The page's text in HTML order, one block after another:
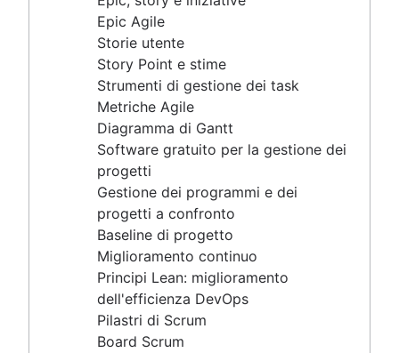
Confronto tra Scrum Master e project manager
Baseline di progetto
Miglioramento continuo
Principi Lean: miglioramento dell'efficienza DevOps
Pilastri di Scrum
Board Scrum
Metodologia a cascata
Velocity in Scrum
Definition of Ready
Lean e Agile a confronto
Scrumban
Metodologia Lean
Backlog dello sprint
Grafico burn-up
Principi Kanban
Metriche Kanban
Program manager e project manager
Scrum-of-scrum
Artefatti Agile Scrum
Metriche Scrum
Scrum in Jira e Confluence
Agile e Scrum a confronto
Perfezionamento del backlog
Confronto tra Scrum Master e
project manager
Epic Agile
Storie utente
Story Point e stime
Strumenti di gestione dei task
Metriche Agile
Diagramma di Gantt
Software gratuito per la gestione dei
progetti
Gestione dei programmi e dei
progetti a confronto
Baseline di progetto
Miglioramento continuo
Principi Lean: miglioramento
dell'efficienza DevOps
Pilastri di Scrum
Board Scrum